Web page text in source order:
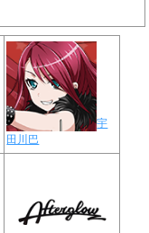
宇
田川巴